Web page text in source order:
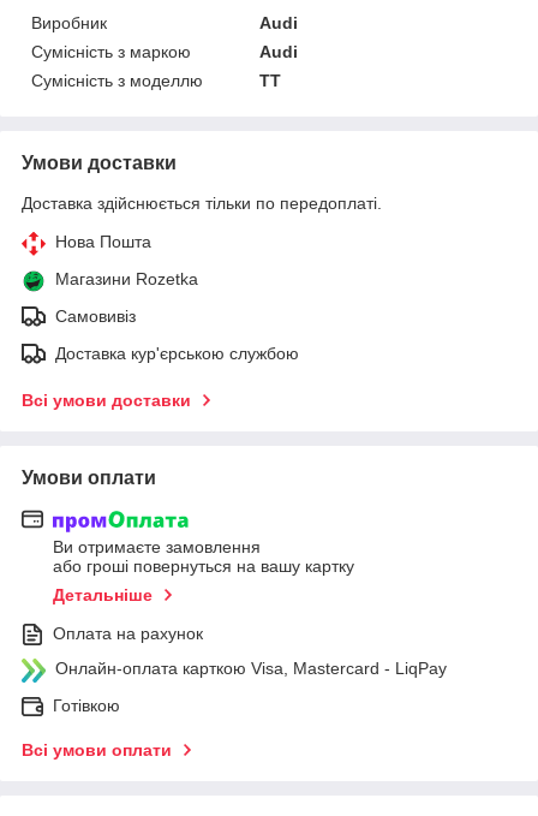
Виробник
Audi
Сумісність з маркою
Audi
Сумісність з моделлю
TT
Умови доставки
Доставка здійснюється тільки по передоплаті.
Нова Пошта
Магазини Rozetka
Самовивіз
Доставка кур'єрською службою
Всі умови доставки
Умови оплати
Ви отримаєте замовлення
або гроші повернуться на вашу картку
Детальніше
Оплата на рахунок
Онлайн-оплата карткою Visa, Mastercard - LiqPay
Готівкою
Всі умови оплати